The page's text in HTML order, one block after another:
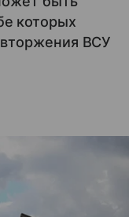
которых
ВСУ